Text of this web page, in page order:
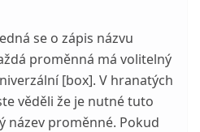
se o zápis názvu
proměnná má volitelný
[box]. V hranatých
věděli že je nutné tuto
název proměnné. Pokud